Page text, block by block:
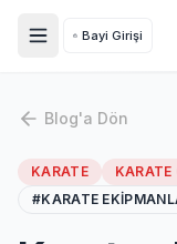
Bayi Girişi
Blog'a Dön
KARATE KARATE
#KARATE